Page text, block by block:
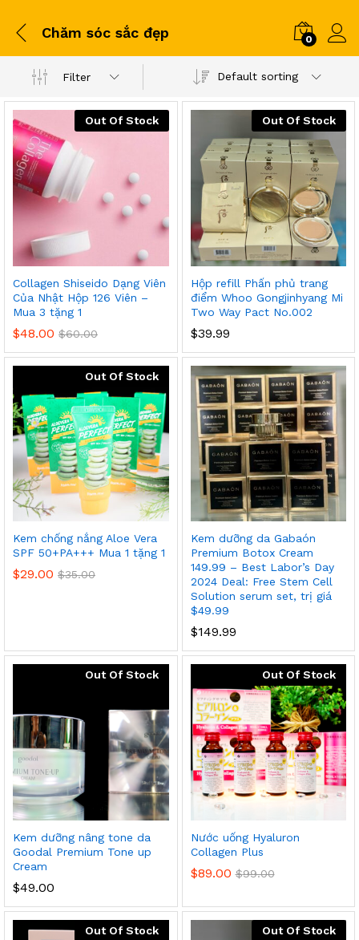
Chăm sóc sắc đẹp 0
Filter Default sorting
Out Of Stock
Collagen Shiseido Dạng Viên
Của Nhật Hộp 126 Viên –
Mua 3 tặng 1
$48.00 $60.00
Out Of Stock
Hộp refill Phấn phủ trang
điểm Whoo Gongjinhyang Mi
Two Way Pact No.002
$39.99
Out Of Stock
Kem chống nắng Aloe Vera
SPF 50+PA+++ Mua 1 tặng 1
$29.00 $35.00
Kem dưỡng da Gabaón
Premium Botox Cream
149.99 – Best Labor’s Day
2024 Deal: Free Stem Cell
Solution serum set, trị giá
$49.99
$149.99
Out Of Stock
Kem dưỡng nâng tone da
Goodal Premium Tone up
Cream
$49.00
Out Of Stock
Nước uống Hyaluron
Collagen Plus
$89.00 $99.00
Out Of Stock Out Of Stock